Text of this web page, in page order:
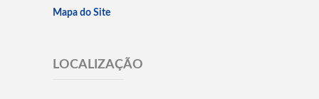
Mapa do Site
LOCALIZAÇÃO